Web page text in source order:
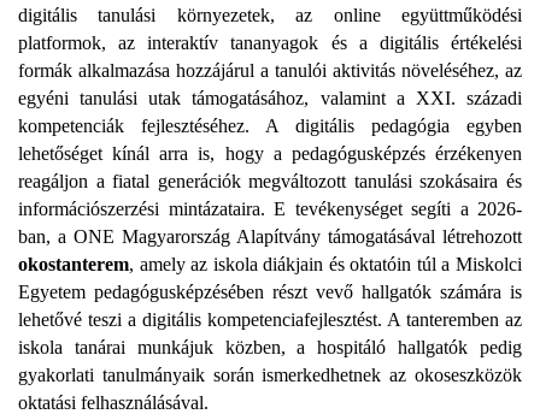
digitális tanulási környezetek, az online együttműködési
platformok, az interaktív tananyagok és a digitális értékelési
formák alkalmazása hozzájárul a tanulói aktivitás növeléséhez, az
egyéni tanulási utak támogatásához, valamint a XXI. századi
kompetenciák fejlesztéséhez. A digitális pedagógia egyben
lehetőséget kínál arra is, hogy a pedagógusképzés érzékenyen
reagáljon a fiatal generációk megváltozott tanulási szokásaira és
információszerzési mintázataira. E tevékenységet segíti a 2026-
ban, a ONE Magyarország Alapítvány támogatásával létrehozott
okostanterem, amely az iskola diákjain és oktatóin túl a Miskolci
Egyetem pedagógusképzésében részt vevő hallgatók számára is
lehetővé teszi a digitális kompetenciafejlesztést. A tanteremben az
iskola tanárai munkájuk közben, a hospitáló hallgatók pedig
gyakorlati tanulmányaik során ismerkedhetnek az okoseszközök
oktatási felhasználásával.